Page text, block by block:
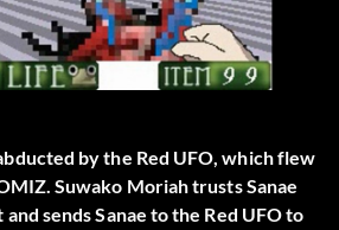
by the Red UFO, which flew
Suwako Moriah trusts Sanae
sends Sanae to the Red UFO to